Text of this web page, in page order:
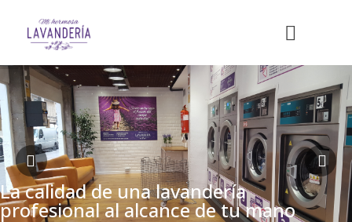
La calidad de una lavandería
profesional al alcance de tu mano